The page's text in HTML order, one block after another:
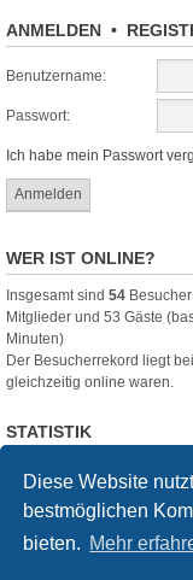
Diese Website
bestmöglichen
bieten. Mehr
ANMELDEN •
Benutzername:
Passwort:
Ich habe mein Passwort
WER IST ONLINE?
Insgesamt sind 54
Mitglieder und 53 Gäste
Minuten)
Der Besucherrekord liegt bei
gleichzeitig online waren.
STATISTIK
Unser neuestes Mitglied:
filmquiz.de Alle Foren